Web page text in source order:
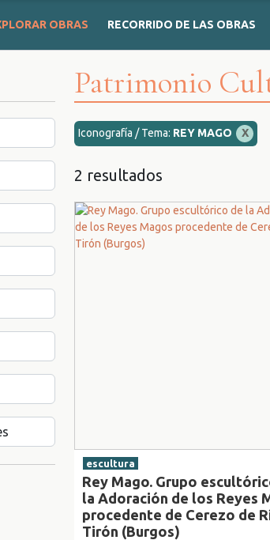
OBRAS RECORRIDO DE LAS OBRAS
Patrimonio
Iconografía / Tema: REY MAGO X
2 resultados
escultura
Rey Mago. Grupo
la Adoración de los Reyes
procedente de Cerezo de
Tirón (Burgos)